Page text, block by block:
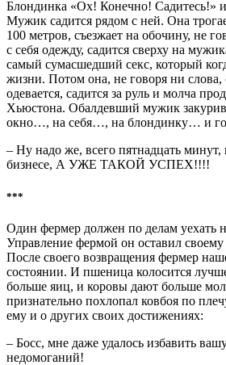
Блондинка «Ох! Конечно! Садитесь!» и
Мужик садится рядом с ней. Она
100 метров, съезжает на обочину, не
с себя одежду, садится сверху на
самый сумасшедший секс, который
жизни. Потом она, не говоря ни слова,
одевается, садится за руль и молча
Хьюстона. Обалдевший мужик
окно…, на себя…, на блондинку… и
– Ну надо же, всего пятнадцать минут,
бизнесе, А УЖЕ ТАКОЙ УСПЕХ!!!!
***
Один фермер должен по делам уехать
Управление фермой он оставил
После своего возвращения фермер
состоянии. И пшеница колосится
больше яиц, и коровы дают больше
признательно похлопал ковбоя по
ему и о других своих достижениях:
– Босс, мне даже удалось избавить
недомоганий!